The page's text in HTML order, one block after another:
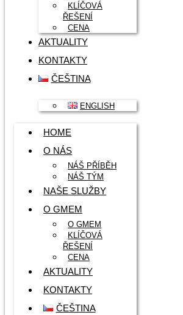
KLÍČOVÁ
ŘEŠENÍ
CENA
AKTUALITY
KONTAKTY
ČEŠTINA
ENGLISH
HOME
O NÁS
NÁŠ PŘÍBĚH
NÁŠ TÝM
NAŠE SLUŽBY
O GMEM
O GMEM
KLÍČOVÁ
ŘEŠENÍ
CENA
AKTUALITY
KONTAKTY
ČEŠTINA